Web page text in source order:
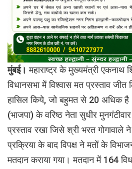
मुंबई। महाराष्ट्र के मुख्यमंत्री एकनाथ
विधानसभा में विश्वास मत प्रस्ताव
हासिल किये, जो बहुमत से 20 अधिक है।
(भाजपा) के वरिष्ठ नेता सुधीर
प्रस्ताव रखा जिसे श्री भरत गोगावाले
प्रक्रिया के बाद विपक्ष ने मतों के
मतदान कराया गया। मतदान में 164